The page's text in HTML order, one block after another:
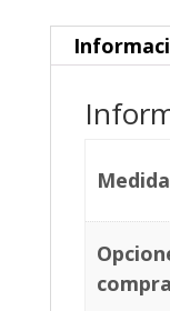
Medida
compra